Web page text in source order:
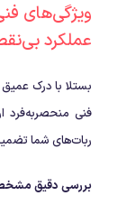
ویژگی‌های
عملکرد
بستلا با درک عمیق
فنی منحصربه‌فرد
ربات‌های شما
بررسی دقیق